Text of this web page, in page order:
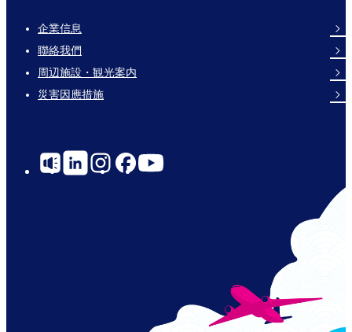
Footer
Links
企業信息
聯絡我們
周辺施設・観光案内
災害因應措施
Social